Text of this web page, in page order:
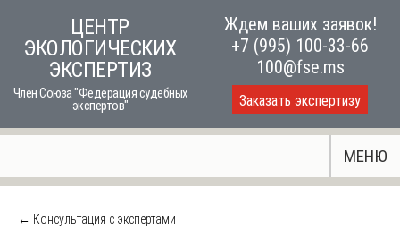
content
ЦЕНТР
ЭКОЛОГИЧЕСКИХ
ЭКСПЕРТИЗ
Член Союза "Федерация судебных
экспертов"
Ждем ваших заявок!
+7 (995) 100-33-66
100@fse.ms
Заказать экспертизу
МЕНЮ
← Консультация с экспертами